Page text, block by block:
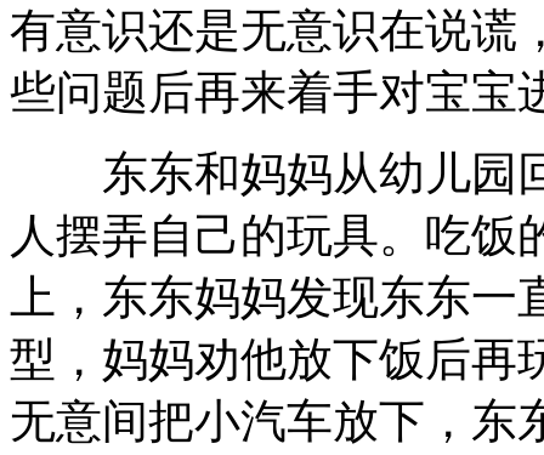
有意识还是无意识在说谎
些问题后再来着手对宝宝
东东和妈妈从幼儿园
人摆弄自己的玩具。吃饭
上，东东妈妈发现东东
型，妈妈劝他放下饭后再
无意间把小汽车放下，东